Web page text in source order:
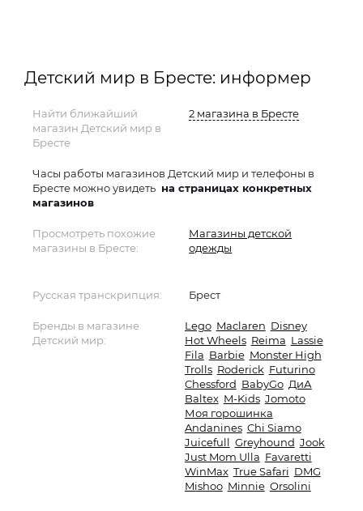
Детский мир в Бресте: информер
Найти ближайший
магазин Детский мир в
Бресте
2 магазина в Бресте
Часы работы магазинов Детский мир и телефоны в
Бресте можно увидеть на страницах конкретных
магазинов
Просмотреть похожие
магазины в Бресте:
Магазины детской
одежды
Русская транскрипция: Брест
Бренды в магазине
Детский мир:
Lego Maclaren Disney
Hot Wheels Reima Lassie
Fila Barbie Monster High
Trolls Roderick Futurino
Chessford BabyGo ДиА
Baltex M-Kids Jomoto
Моя горошинка
Andanines Chi Siamo
Juicefull Greyhound Jook
Just Mom Ulla Favaretti
WinMax True Safari DMG
Mishoo Minnie Orsolini